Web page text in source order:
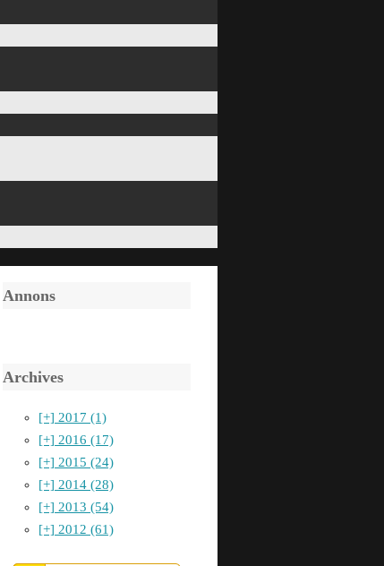
Annons
Archives
[+] 2017 (1)
[+] 2016 (17)
[+] 2015 (24)
[+] 2014 (28)
[+] 2013 (54)
[+] 2012 (61)